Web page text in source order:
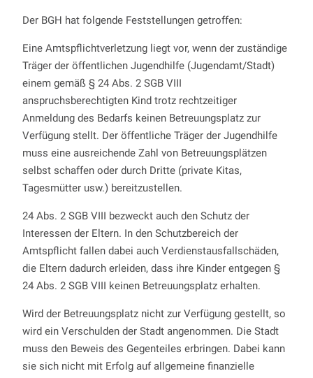
Der BGH hat folgende Feststellungen getroffen:
Eine Amtspflichtverletzung liegt vor, wenn der zuständige
Träger der öffentlichen Jugendhilfe (Jugendamt/Stadt)
einem gemäß § 24 Abs. 2 SGB VIII
anspruchsberechtigten Kind trotz rechtzeitiger
Anmeldung des Bedarfs keinen Betreuungsplatz zur
Verfügung stellt. Der öffentliche Träger der Jugendhilfe
muss eine ausreichende Zahl von Betreuungsplätzen
selbst schaffen oder durch Dritte (private Kitas,
Tagesmütter usw.) bereitzustellen.
24 Abs. 2 SGB VIII bezweckt auch den Schutz der
Interessen der Eltern. In den Schutzbereich der
Amtspflicht fallen dabei auch Verdienstausfallschäden,
die Eltern dadurch erleiden, dass ihre Kinder entgegen §
24 Abs. 2 SGB VIII keinen Betreuungsplatz erhalten.
Wird der Betreuungsplatz nicht zur Verfügung gestellt, so
wird ein Verschulden der Stadt angenommen. Die Stadt
muss den Beweis des Gegenteiles erbringen. Dabei kann
sie sich nicht mit Erfolg auf allgemeine finanzielle